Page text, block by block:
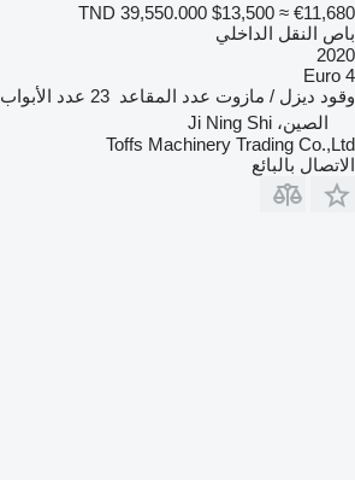
TND 39,550.000 $13,500 ≈ €11,680
باص النقل الداخلي
2020
Euro 4
وقود ديزل / مازوت عدد المقاعد 23 عدد الأبواب
الصين، Ji Ning Shi
Toffs Machinery Trading Co.,Ltd
الاتصال بالبائع